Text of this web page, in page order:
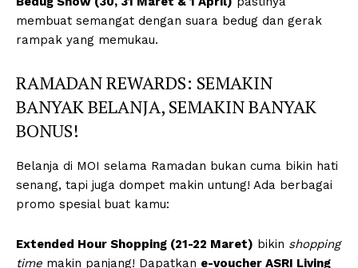
membuat semangat dengan suara bedug dan gerak
rampak yang memukau.
RAMADAN REWARDS: SEMAKIN
BANYAK BELANJA, SEMAKIN BANYAK
BONUS!
Belanja di MOI selama Ramadan bukan cuma bikin hati
senang, tapi juga dompet makin untung! Ada berbagai
promo spesial buat kamu:
Extended Hour Shopping (21-22 Maret) bikin shopping
time makin panjang! Dapatkan e-voucher ASRI Living